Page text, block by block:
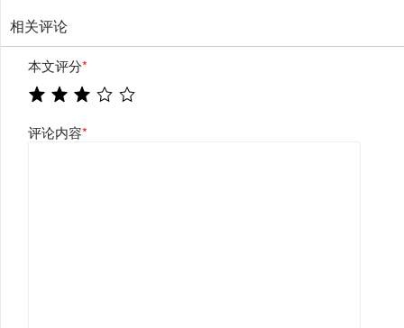
相关评论
本文评分*
评论内容*